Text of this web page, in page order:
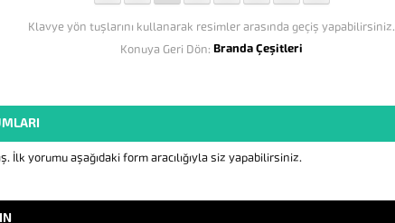
Klavye yön tuşlarını kullanarak resimler arasında geçiş yapabilirsiniz.
Konuya Geri Dön: Branda Çeşitleri
İlk yorumu aşağıdaki form aracılığıyla siz yapabilirsiniz.